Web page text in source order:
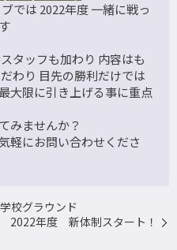
では 2022年度 一緒に戦っ
タッフも加わり 内容はも
わり 目先の勝利だけでは
大限に引き上げる事に重点
みませんか？
軽にお問い合わせくださ
校グラウンド
2022年度 新体制スタート！